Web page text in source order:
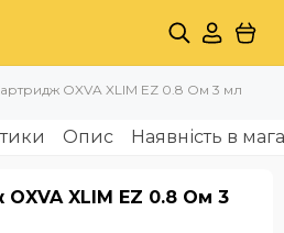
OXVA XLIM EZ 0.8 Ом 3 мл
Опис Наявність в
XLIM EZ 0.8 Ом 3